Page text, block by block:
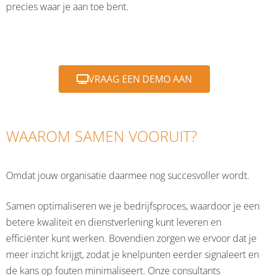
precies waar je aan toe bent.
VRAAG EEN DEMO AAN
WAAROM SAMEN VOORUIT?
Omdat jouw organisatie daarmee nog succesvoller wordt.
Samen optimaliseren we je bedrijfsproces, waardoor je een
betere kwaliteit en dienstverlening kunt leveren en
efficiënter kunt werken. Bovendien zorgen we ervoor dat je
meer inzicht krijgt, zodat je knelpunten eerder signaleert en
de kans op fouten minimaliseert. Onze consultants